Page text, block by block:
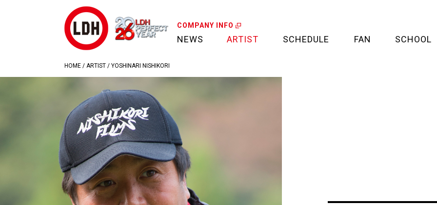
COMPANY INFO
NEWS ARTIST SCHEDULE FAN SCHOOL
HOME / ARTIST / YOSHINARI NISHIKORI